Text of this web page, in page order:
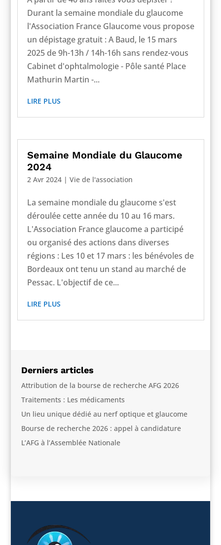
Durant la semaine mondiale du glaucome
l'Association France Glaucome vous propose
un dépistage gratuit : A Baud, le 15 mars
2025 de 9h-13h / 14h-16h sans rendez-vous
Cabinet d'ophtalmologie - Pôle santé Place
Mathurin Martin -...
LIRE PLUS
Semaine Mondiale du Glaucome
2024
2 Avr 2024| Vie de l'association
La semaine mondiale du glaucome s'est
déroulée cette année du 10 au 16 mars.
L'Association France glaucome a participé
ou organisé des actions dans diverses
régions : Les 10 et 17 mars : les bénévoles de
Bordeaux ont tenu un stand au marché de
Pessac. L'objectif de ce...
LIRE PLUS
Derniers articles
Attribution de la bourse de recherche AFG 2026
Traitements : Les médicaments
Un lieu unique dédié au nerf optique et glaucome
Bourse de recherche 2026 : appel à candidature
L’AFG à l’Assemblée Nationale